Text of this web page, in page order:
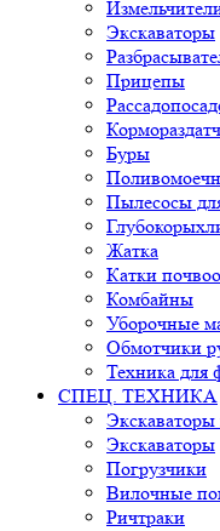
Экскаваторы
Прицепы
Буры
Пылесосы
Жатка
Катки
Комбайны
Уборочные
Обмотчики
Техника для
СПЕЦ. ТЕХНИКА
Экскаваторы
Экскаваторы
Погрузчики
Вилочные
Ричтраки